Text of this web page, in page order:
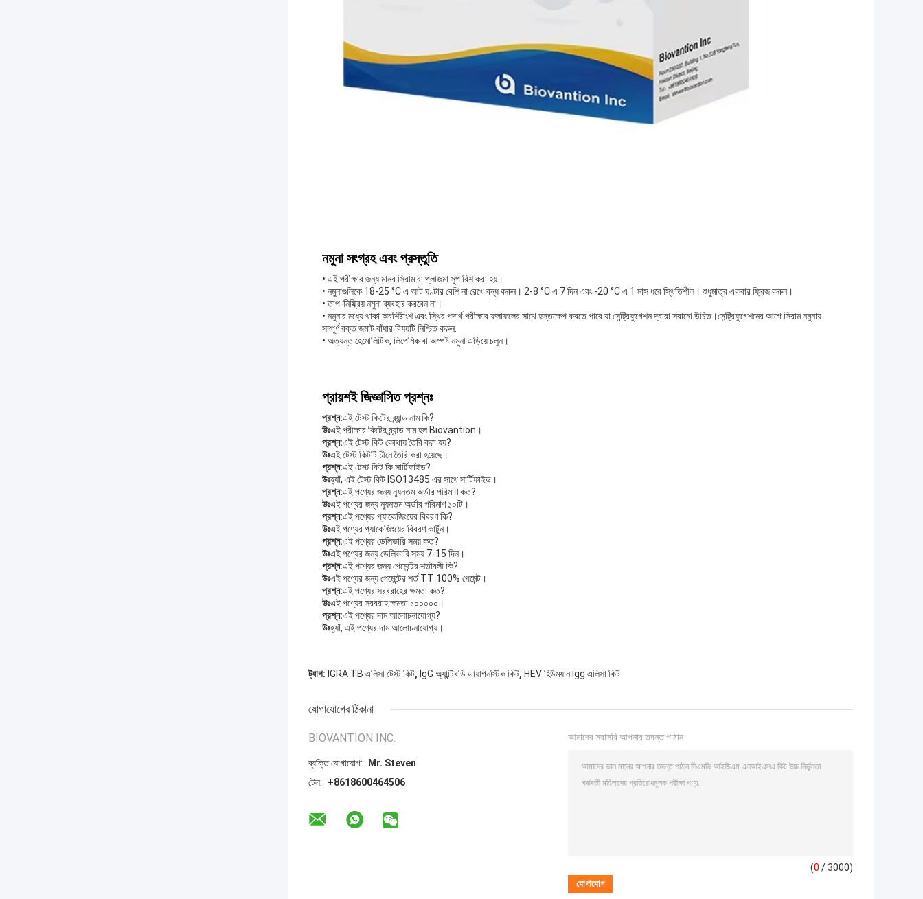
নমুনা সংগ্রহ এবং প্রস্তুতি
• এই পরীক্ষার জন্য মানব সিরাম বা প্লাজমা সুপারিশ করা হয়।
• নমুনাগুলিকে 18-25 °C এ আট ঘণ্টার বেশি না রেখে বন্ধ করুন। 2-8 °C এ 7 দিন এবং -20 °C এ 1 মাস ধরে স্থিতিশীল। শুধুমাত্র একবার ফ্রিজ করুন।
• তাপ-নিষ্ক্রিয় নমুনা ব্যবহার করবেন না।
• নমুনার মধ্যে থাকা অবশিষ্টাংশ এবং স্থির পদার্থ পরীক্ষার ফলাফলের সাথে হস্তক্ষেপ করতে পারে যা সেন্ট্রিফুগেশন দ্বারা সরানো উচিত।সেন্ট্রিফুগেশনের আগে সিরাম নমুনায়
সম্পূর্ণ রক্ত জমাট বাঁধার বিষয়টি নিশ্চিত করুন.
• অত্যন্ত হেমোলিটিক, লিপেমিক বা অস্পষ্ট নমুনা এড়িয়ে চলুন।
প্রায়শই জিজ্ঞাসিত প্রশ্নঃ
প্রশ্ন:এই টেস্ট কিটের ব্র্যান্ড নাম কি?
উঃএই পরীক্ষার কিটের ব্র্যান্ড নাম হল Biovantion।
প্রশ্ন:এই টেস্ট কিট কোথায় তৈরি করা হয়?
উঃএই টেস্ট কিটটি চীনে তৈরি করা হয়েছে।
প্রশ্ন:এই টেস্ট কিট কি সার্টিফাইড?
উঃহ্যাঁ, এই টেস্ট কিট ISO13485 এর সাথে সার্টিফাইড।
প্রশ্ন:এই পণ্যের জন্য ন্যূনতম অর্ডার পরিমাণ কত?
উঃএই পণ্যের জন্য ন্যূনতম অর্ডার পরিমাণ ১০টি।
প্রশ্ন:এই পণ্যের প্যাকেজিংয়ের বিবরণ কি?
উঃএই পণ্যের প্যাকেজিংয়ের বিবরণ কার্টুন।
প্রশ্ন:এই পণ্যের ডেলিভারি সময় কত?
উঃএই পণ্যের জন্য ডেলিভারি সময় 7-15 দিন।
প্রশ্ন:এই পণ্যের জন্য পেমেন্টের শর্তাবলী কি?
উঃএই পণ্যের জন্য পেমেন্টের শর্ত TT 100% পেমেন্ট।
প্রশ্ন:এই পণ্যের সরবরাহের ক্ষমতা কত?
উঃএই পণ্যের সরবরাহ ক্ষমতা ১০০০০০।
প্রশ্ন:এই পণ্যের দাম আলোচনাযোগ্য?
উঃহ্যাঁ, এই পণ্যের দাম আলোচনাযোগ্য।
ট্যাগ: IGRA TB এলিসা টেস্ট কিট, IgG অ্যান্টিবডি ডায়াগনস্টিক কিট, HEV হিউম্যান Igg এলিসা কিট
যোগাযোগের ঠিকানা
BIOVANTION INC.
ব্যক্তি যোগাযোগ:
Mr. Steven
টেল:
+8618600464506
আমাদের সরাসরি আপনার তদন্ত পাঠান
(0 / 3000)